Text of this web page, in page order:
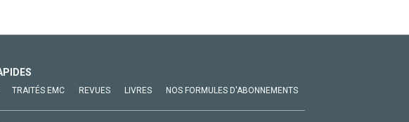
TRAITÉS EMC REVUES LIVRES NOS FORMULES D'ABONNEMENTS